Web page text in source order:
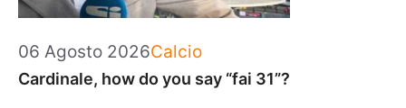
06 Agosto 2026Categorie
Calcio
Cardinale, how do you say “fai 31”?